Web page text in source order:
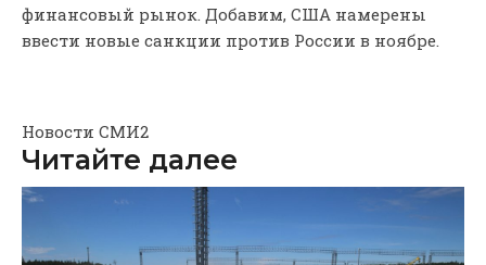
финансовый рынок. Добавим, США намерены
ввести новые санкции против России в ноябре.
Новости СМИ2
Читайте далее